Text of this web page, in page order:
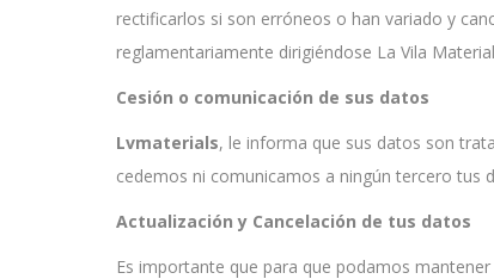
rectificarlos si son erróneos o han variado y
reglamentariamente dirigiéndose La Vila
Cesión o comunicación de sus datos
Lvmaterials, le informa que sus datos son
cedemos ni comunicamos a ningún tercero tus
Actualización y Cancelación de tus datos
Es importante que para que podamos